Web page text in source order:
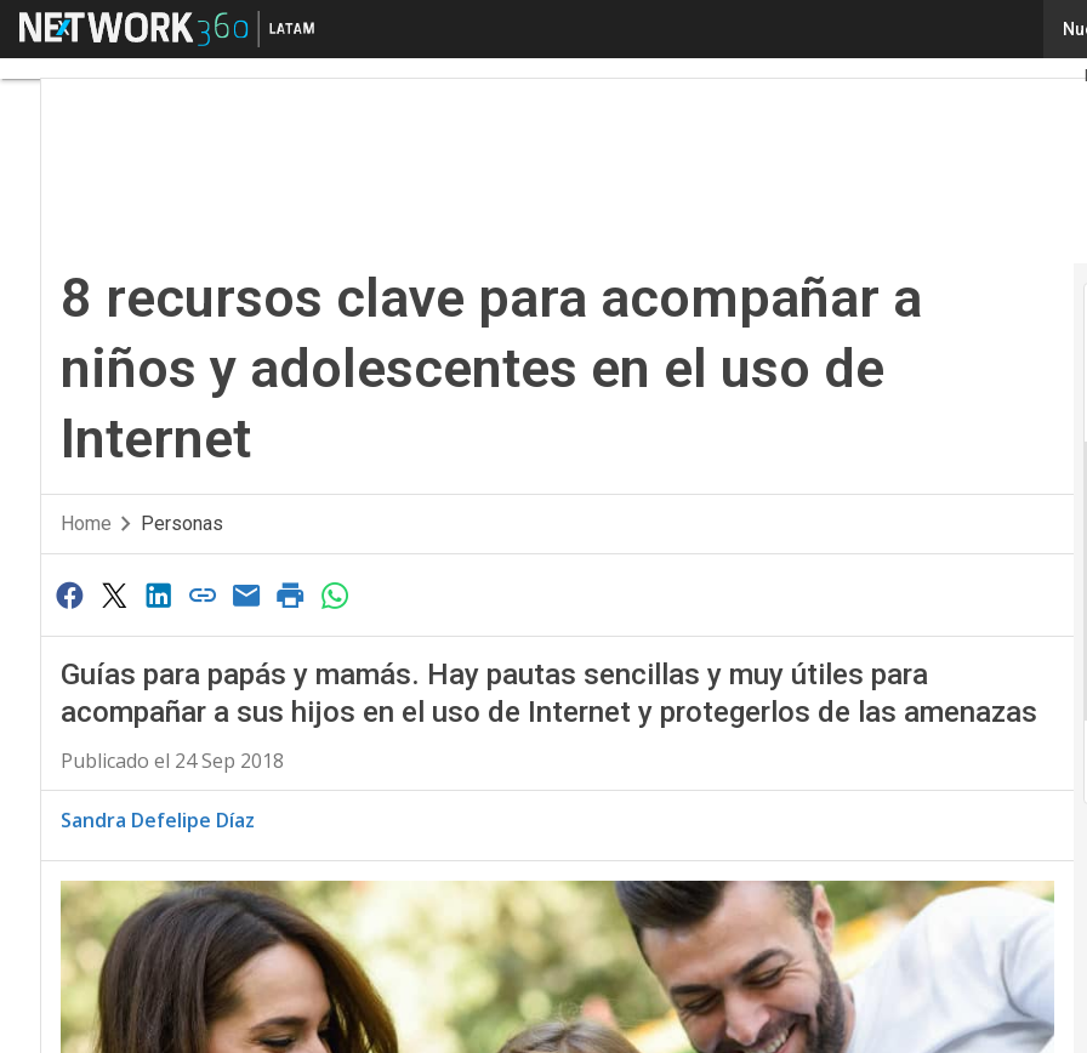
Menú 8 recursos clave para acompañar a niños y adolescentes en el uso de Internet
8 recursos clave para acompañar a
niños y adolescentes en el uso de
Internet
Home Personas
Guías para papás y mamás. Hay pautas sencillas y muy útiles para
acompañar a sus hijos en el uso de Internet y protegerlos de las amenazas
Publicado el 24 Sep 2018
Sandra Defelipe Díaz